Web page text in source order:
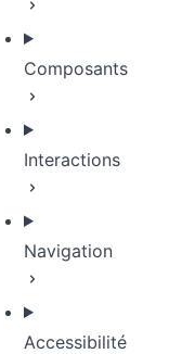
Composants
Interactions
Navigation
Accessibilité